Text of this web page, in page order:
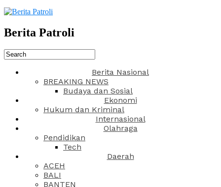
Berita Patroli
Berita Nasional
BREAKING NEWS
Budaya dan Sosial
Ekonomi
Hukum dan Kriminal
Internasional
Olahraga
Pendidikan
Tech
Daerah
ACEH
BALI
BANTEN